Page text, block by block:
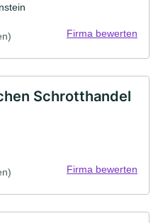
Firma bewerten
Schrotthandel
Firma bewerten